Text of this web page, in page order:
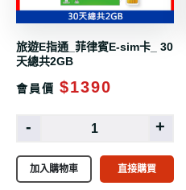
旅遊E指通_菲律賓E-sim卡_ 30
天總共2GB
會員價 $1390
- +
加入購物車 直接購買